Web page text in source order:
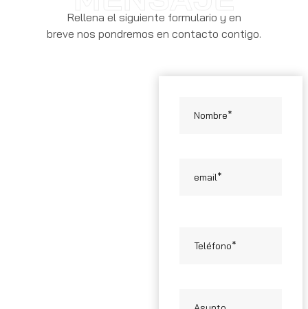
Rellena el siguiente formulario y en
breve nos pondremos en contacto contigo.